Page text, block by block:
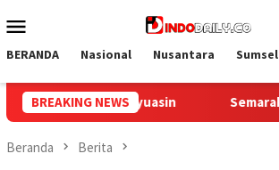
ke
Mobile
BERANDA Nasional Nusantara Sumsel
BREAKING NEWS
RI ke-81, Lapas Perempuan Palembang
Beranda Berita